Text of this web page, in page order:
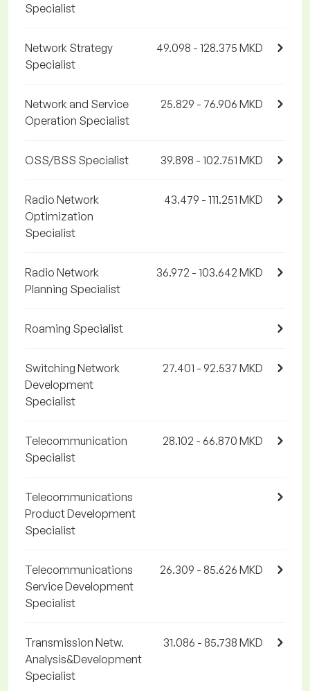
Specialist
Network Strategy
Specialist
49.098 - 128.375 MKD
Network and Service
Operation Specialist
25.829 - 76.906 MKD
OSS/BSS Specialist 39.898 - 102.751 MKD
Radio Network
Optimization
Specialist
43.479 - 111.251 MKD
Radio Network
Planning Specialist
36.972 - 103.642 MKD
Roaming Specialist
Switching Network
Development
Specialist
27.401 - 92.537 MKD
Telecommunication
Specialist
28.102 - 66.870 MKD
Telecommunications
Product Development
Specialist
Telecommunications
Service Development
Specialist
26.309 - 85.626 MKD
Transmission Netw.
Analysis&Development
Specialist
31.086 - 85.738 MKD